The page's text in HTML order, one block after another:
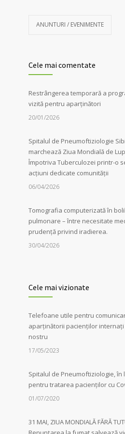
ANUNTURI / EVENIMENTE
Cele mai comentate
Restrângerea temporară a
vizită pentru aparținători
20/01/2026
Spitalul de Pneumoftiziologie
marchează Ziua Mondială de
Împotriva Tuberculozei printr-o
acțiuni dedicate comunității
06/04/2026
Tomografia computerizată în
pulmonare – între necesitate
prudență privind iradierea.
30/04/2026
Pneumoftiziologie Sibiu
Campania Antifumat:Conferința
de sens. Fără dependențe !”,
părintele Constantin Necula și
18/06/2024
Cele mai vizionate
Telefoane utile pentru
aparținătorii pacienților internați
nostru
17/05/2023
Spitalul de Pneumoftiziologie, în
pentru tratarea pacienților cu
01/07/2020
31 MAI, ZIUA MONDIALĂ FĂRĂ